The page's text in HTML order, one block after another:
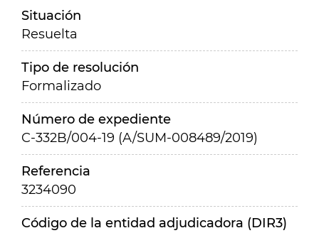
Situación
Resuelta
Tipo de resolución
Formalizado
Número de expediente
C-332B/004-19 (A/SUM-008489/2019)
Referencia
3234090
Código de la entidad adjudicadora (DIR3)